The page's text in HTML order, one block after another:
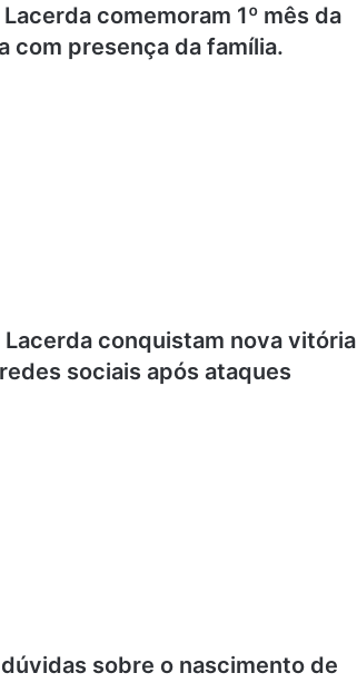
comemoram 1º mês da
com presença da família.
Lacerda conquistam nova vitória
sociais após ataques
sobre o nascimento de